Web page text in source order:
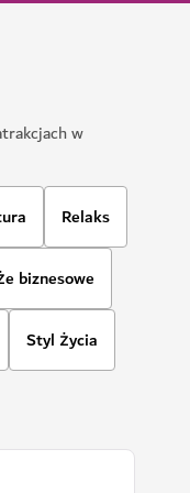
w
Relaks
biznesowe
Styl życia